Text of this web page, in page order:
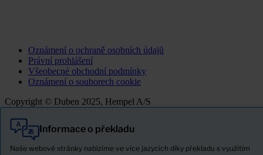
Oznámení o ochraně osobních údajů
Právní prohlášení
Všeobecné obchodní podmínky
Oznámení o souborech cookie
Copyright © Duben 2025, Hempel A/S
Informace o překladu
Naše webové stránky nabízíme ve více jazycích díky překladu s využitím
Vše
Produkty